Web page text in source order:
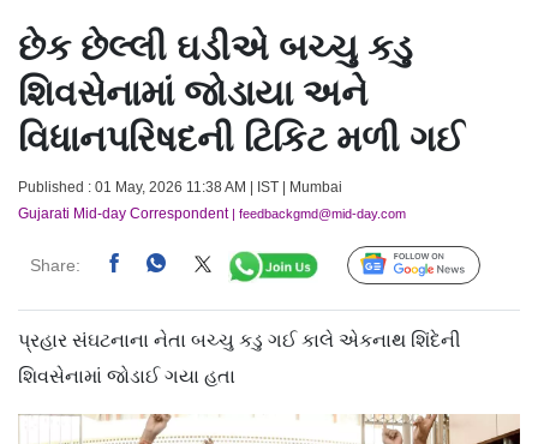
છેક છેલ્લી ઘડીએ બચ્ચુ કડુ
શિવસેનામાં જોડાયા અને
વિધાનપરિષદની ટિકિટ મળી ગઈ
Published : 01 May, 2026 11:38 AM | IST | Mumbai
Gujarati Mid-day Correspondent| feedbackgmd@mid-day.com
Share: Follow Us
પ્રહાર સંઘટનાના નેતા બચ્ચુ કડુ ગઈ કાલે એકનાથ શિંદેની
શિવસેનામાં જોડાઈ ગયા હતા